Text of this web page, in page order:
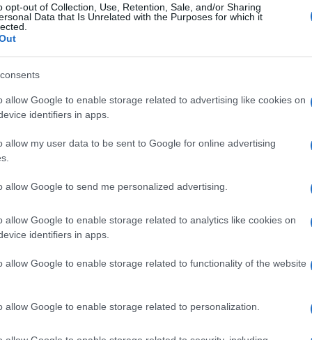
opt-out of Collection, Use, Retention, Sale, and/or Sharing
Data that Is Unrelated with the Purposes for which it
allow Google to enable storage related to advertising like cookies on
identifiers in apps.
allow my user data to be sent to Google for online advertising
allow Google to send me personalized advertising.
allow Google to enable storage related to analytics like cookies on
identifiers in apps.
allow Google to enable storage related to functionality of the website
allow Google to enable storage related to personalization.
@Southcom, assigned U.S. military
@StateDept
of…
July 7, 2026
αεροδρομίου χρησιμοποιείται ήδη εν
Αμερικανικά στρατιωτικά αεροσκάφη
ενώ στρατιωτικοί και τεχνικοί από τις
Αρχές για την πλήρη αποκατάσταση των
στο Καράκας
με αμερικανικές αεροπορικές εταιρείες
πτήσεων, διευκρινίζοντας ότι απαιτούνται